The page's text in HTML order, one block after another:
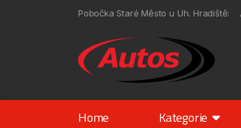
Pobočka Staré Město u Uh. Hradiště:
Home Kategorie